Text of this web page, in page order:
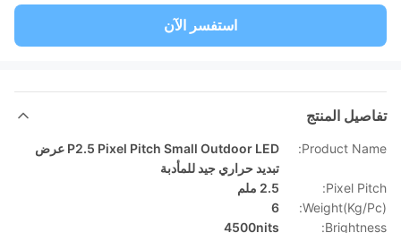
استفسر الآن
تفاصيل المنتج
Product Name:
P2.5 Pixel Pitch Small Outdoor LED عرض
تبديد حراري جيد للمأدبة
Pixel Pitch:
2.5 ملم
Weight(Kg/Pc):
6
Brightness:
4500nits